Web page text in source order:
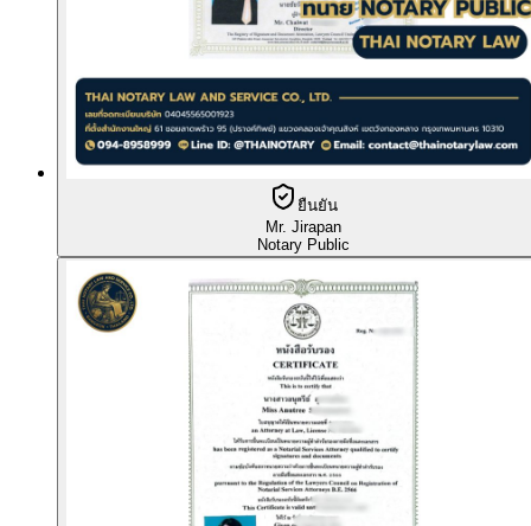
ยืนยัน
Mr. Jirapan
Notary Public